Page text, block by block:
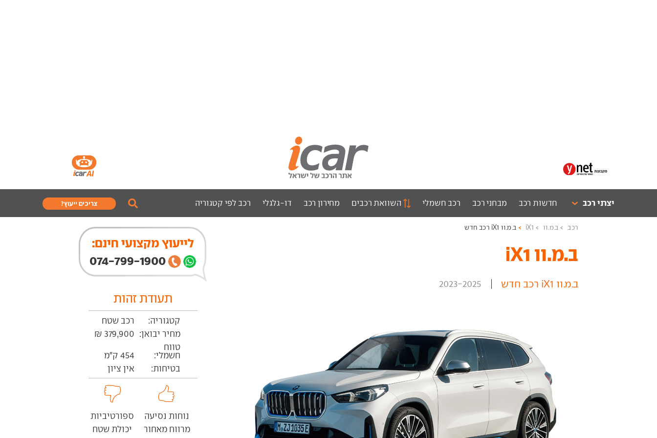
יצרני רכב חדשות רכב מבחני רכב רכב חשמלי השוואת רכבים מחירון רכב דו-גלגלי רכב לפי קטגוריה צריכים ייעוץ?
רכב ב.מ.וו iX1 ב.מ.וו iX1 רכב חדש
לייעוץ מקצועי חינם:
ב.מ.וו iX1 ‏
ב.מ.וו iX1 רכב חדש 2023-2025
תעודת זהות
קטגוריה:
רכב שטח
מחיר יבואן:
טווח
חשמלי:
בטיחות:
אין ציון
נוחות נסיעה
מרווח מאחור
ספורטיביות
יכולת שטח